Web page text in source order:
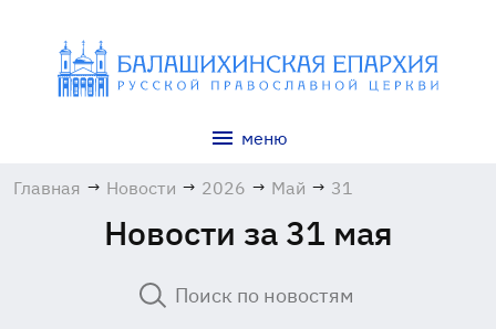
меню
Главная → Новости → 2026 → Май → 31
Новости за 31 мая